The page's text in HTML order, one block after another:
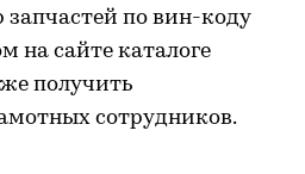
запчастей по вин-коду
на сайте каталоге
получить
сотрудников.